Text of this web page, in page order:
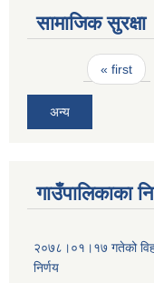
सामाजिक सुरक्षा
Pages« first
अन्य
गाउँपालिकाका
२०७८।०१।१७ गतेको
निर्णय